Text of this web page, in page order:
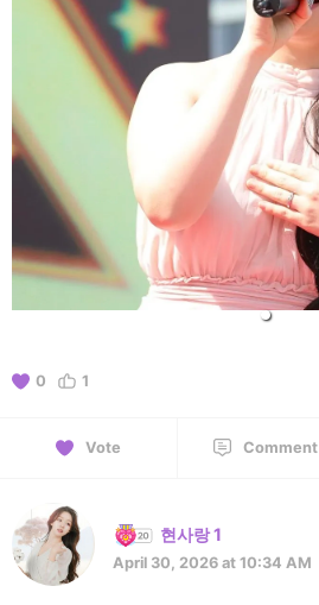
0 1
Vote Comment
현사랑 1
April 30, 2026 at 10:34 AM